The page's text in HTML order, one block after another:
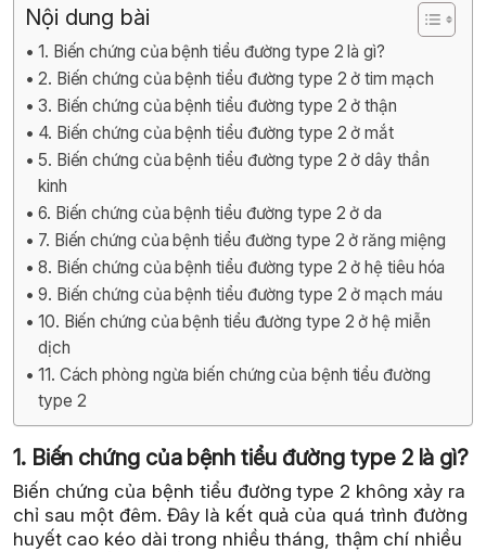
Nội dung bài
1. Biến chứng của bệnh tiểu đường type 2 là gì?
2. Biến chứng của bệnh tiểu đường type 2 ở tim mạch
3. Biến chứng của bệnh tiểu đường type 2 ở thận
4. Biến chứng của bệnh tiểu đường type 2 ở mắt
5. Biến chứng của bệnh tiểu đường type 2 ở dây thần
kinh
6. Biến chứng của bệnh tiểu đường type 2 ở da
7. Biến chứng của bệnh tiểu đường type 2 ở răng miệng
8. Biến chứng của bệnh tiểu đường type 2 ở hệ tiêu hóa
9. Biến chứng của bệnh tiểu đường type 2 ở mạch máu
10. Biến chứng của bệnh tiểu đường type 2 ở hệ miễn
dịch
11. Cách phòng ngừa biến chứng của bệnh tiểu đường
type 2
1. Biến chứng của bệnh tiểu đường type 2 là gì?
Biến chứng của bệnh tiểu đường type 2 không xảy ra
chỉ sau một đêm. Đây là kết quả của quá trình đường
huyết cao kéo dài trong nhiều tháng, thậm chí nhiều